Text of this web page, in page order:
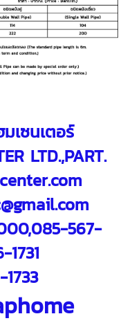
เซนเตอร์
LTD.,PART.
567-
1731